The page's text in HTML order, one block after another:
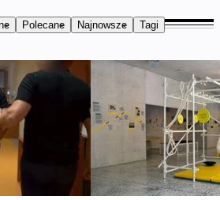
Polecane Najnowsze Tagi